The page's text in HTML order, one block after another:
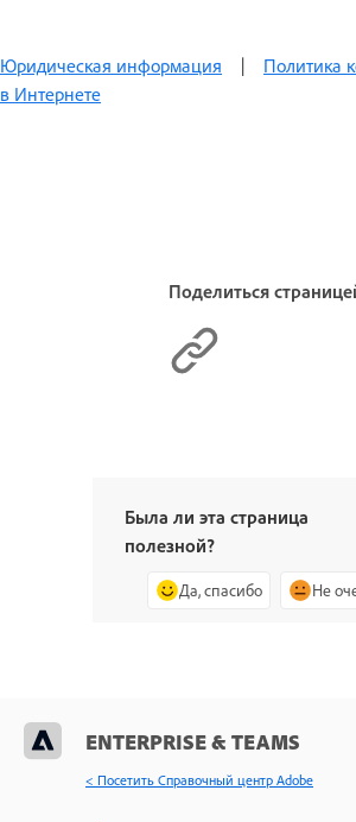
Юридическая информация | Политика
в Интернете
Поделиться
Была ли эта страница
полезной?
Да, спасибо Не
ENTERPRISE & TEAMS
< Посетить Справочный центр Adobe